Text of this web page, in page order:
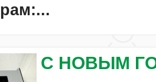
С НОВЫМ